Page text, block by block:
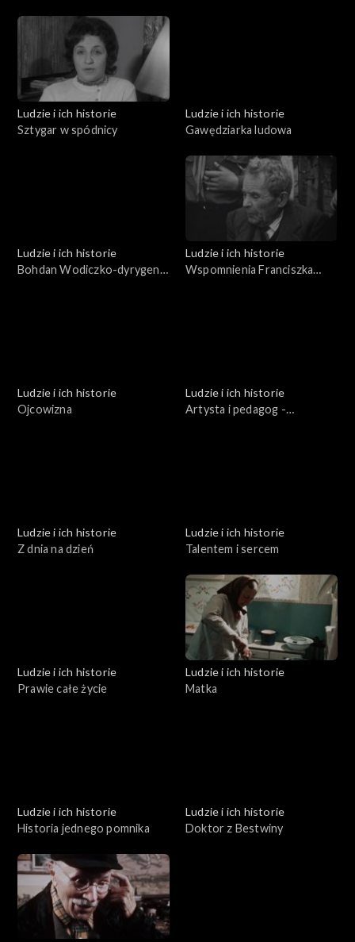
Ludzie i ich historie
Sztygar w spódnicy
Ludzie i ich historie
Gawędziarka ludowa
Ludzie i ich historie
Bohdan Wodiczko-dyrygent
Ludzie i ich historie
Wspomnienia Franciszka
Ludzie i ich historie
Ojcowizna
Ludzie i ich historie
Artysta i pedagog -
Ludzie i ich historie
Z dnia na dzień
Ludzie i ich historie
Talentem i sercem
Ludzie i ich historie
Prawie całe życie
Ludzie i ich historie
Matka
Ludzie i ich historie
Historia jednego pomnika
Ludzie i ich historie
Doktor z Bestwiny